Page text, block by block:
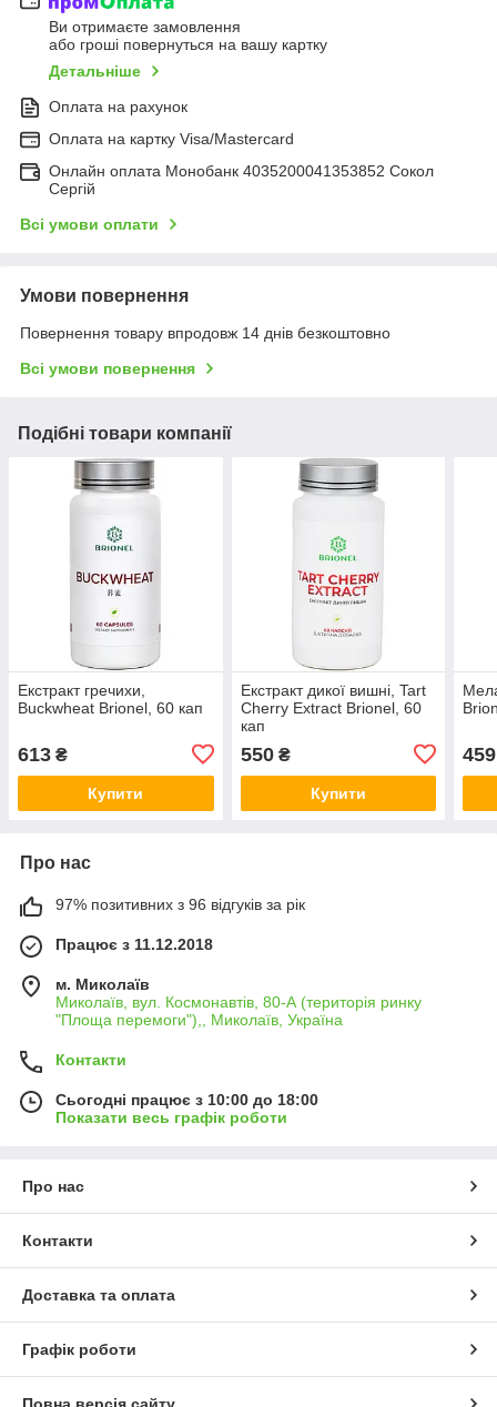
Ви отримаєте замовлення
або гроші повернуться на вашу картку
Детальніше
Оплата на рахунок
Оплата на картку Visa/Mastercard
Онлайн оплата Монобанк 4035200041353852 Сокол
Сергій
Всі умови оплати
Умови повернення
Повернення товару впродовж 14 днів безкоштовно
Всі умови повернення
Подібні товари компанії
Екстракт гречихи,
Buckwheat Brionel, 60 кап
613 ₴
Купити
Екстракт дикої вишні, Tart
Cherry Extract Brionel, 60
кап
550₴
Купити
459
Про нас
97% позитивних з 96 відгуків за рік
Працює з 11.12.2018
м. Миколаїв
Миколаїв, вул. Космонавтів, 80-А (територія ринку
"Площа перемоги"),, Миколаїв, Україна
Контакти
Сьогодні працює з 10:00 до 18:00
Показати весь графік роботи
Про нас
Контакти
Доставка та оплата
Графік роботи